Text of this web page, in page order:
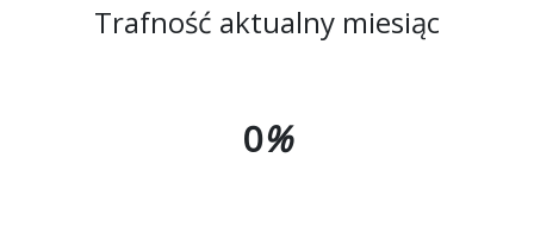
Trafność aktualny miesiąc
0%